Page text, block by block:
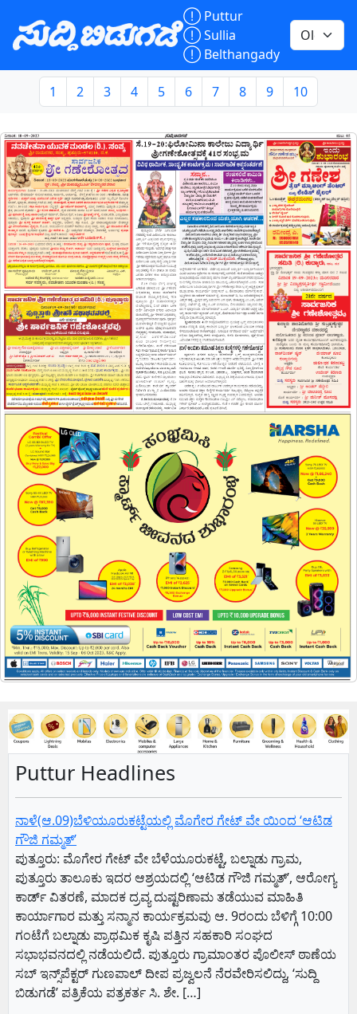
 Puttur
Sullia
 Belthangady
1 2 3 4 5 6 7 8 9 10
Puttur Headlines
ನಾಳೆ(ಆ.09)ಬೆಳಿಯೂರುಕಟ್ಟೆಯಲ್ಲಿ ಮೊಗೇರ ಗೇಟ್ ವೇ ಯಿಂದ ‘ಆಟಿಡ
ಗೌಜಿ ಗಮ್ಮತ್’
​ಪುತ್ತೂರು: ಮೊಗೇರ ಗೇಟ್ ವೇ ಬೆಳೆಯೂರುಕಟ್ಟೆ, ಬಲ್ನಾಡು ಗ್ರಾಮ,
ಪುತ್ತೂರು ತಾಲೂಕು ಇದರ ಆಶ್ರಯದಲ್ಲಿ ‘ಆಟಿಡ ಗೌಜಿ ಗಮ್ಮತ್’, ಆರೋಗ್ಯ
ಕಾರ್ಡ್ ವಿತರಣೆ, ಮಾದಕ ದ್ರವ್ಯ ದುಷ್ಟರಿಣಾಮ ತಡೆಯುವ ಮಾಹಿತಿ
ಕಾರ್ಯಾಗಾರ ಮತ್ತು ಸನ್ಮಾನ ಕಾರ್ಯಕ್ರಮವು ಆ. 9ರಂದು ಬೆಳಿಗ್ಗೆ 10:00
ಗಂಟೆಗೆ ಬಲ್ನಾಡು ಪ್ರಾಥಮಿಕ ಕೃಷಿ ಪತ್ತಿನ ಸಹಕಾರಿ ಸಂಘದ
ಸಭಾಭವನದಲ್ಲಿ ನಡೆಯಲಿದೆ. ​ಪುತ್ತೂರು ಗ್ರಾಮಾಂತರ ಪೊಲೀಸ್ ಠಾಣೆಯ
ಸಬ್ ಇನ್ಸ್‌ಪೆಕ್ಟರ್ ಗುಣಪಾಲ್ ದೀಪ ಪ್ರಜ್ವಲನೆ ನೆರವೇರಿಸಲಿದ್ದು, ‘ಸುದ್ದಿ
ಬಿಡುಗಡೆ’ ಪತ್ರಿಕೆಯ ಪತ್ರಕರ್ತ ಸಿ. ಶೇ. […]